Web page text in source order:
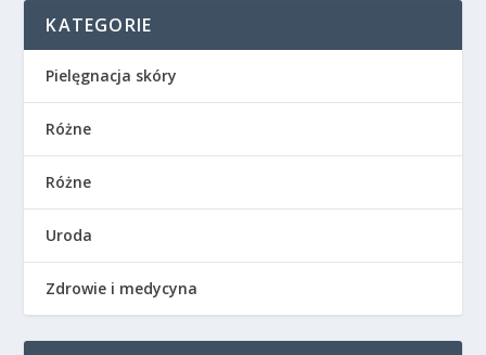
KATEGORIE
Pielęgnacja skóry
Różne
Różne
Uroda
Zdrowie i medycyna